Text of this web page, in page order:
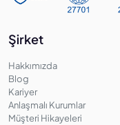
Şirket
Hakkımızda
Blog
Kariyer
Anlaşmalı Kurumlar
Müşteri Hikayeleri